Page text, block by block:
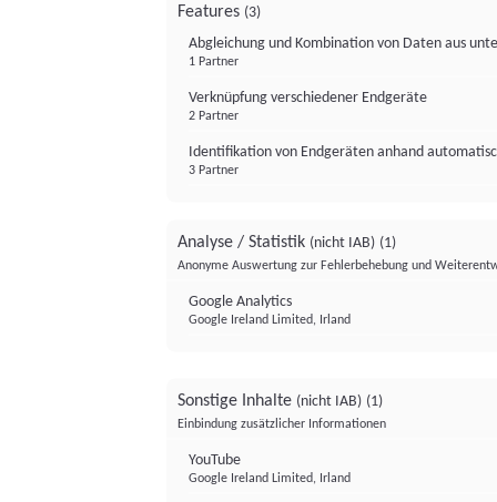
Features (3)
Abgleichung und Kombination von Daten aus
1 Partner
Verknüpfung verschiedener Endgeräte
2 Partner
Identifikation von Endgeräten anhand
3 Partner
Analyse / Statistik (nicht IAB) (1)
Anonyme Auswertung zur Fehlerbehebung und
Google Analytics
Google Ireland Limited, Irland
Sonstige Inhalte (nicht IAB) (1)
Einbindung zusätzlicher Informationen
YouTube
Google Ireland Limited, Irland